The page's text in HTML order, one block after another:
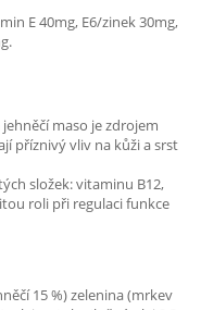
E 40mg, E6/zinek 30mg,
maso je zdrojem
příznivý vliv na kůži a srst
složek: vitaminu B12,
roli při regulaci funkce
15 %) zelenina (mrkev